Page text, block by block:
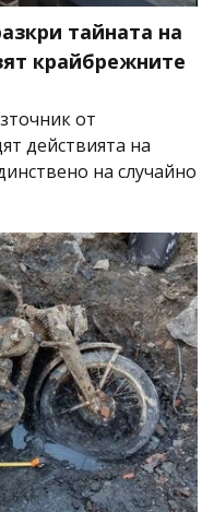
тайната на
крайбрежните
от
действията на
на случайно